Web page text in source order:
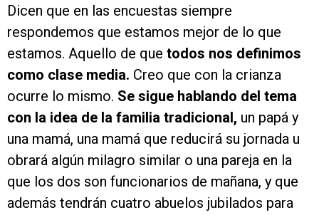
Dicen que en las encuestas siempre
respondemos que estamos mejor de lo que
estamos. Aquello de que todos nos definimos
como clase media. Creo que con la crianza
ocurre lo mismo. Se sigue hablando del tema
con la idea de la familia tradicional, un papá y
una mamá, una mamá que reducirá su jornada u
obrará algún milagro similar o una pareja en la
que los dos son funcionarios de mañana, y que
además tendrán cuatro abuelos jubilados para